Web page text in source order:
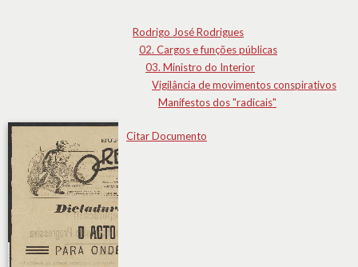
Rodrigo José Rodrigues
02. Cargos e funções públicas
03. Ministro do Interior
Vigilância de movimentos conspirativos
Manifestos dos "radicais"
Citar Documento